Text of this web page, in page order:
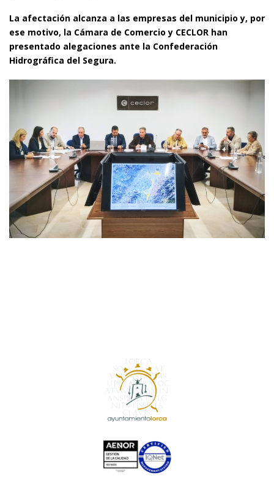
La afectación alcanza a las empresas del municipio y, por
ese motivo, la Cámara de Comercio y CECLOR han
presentado alegaciones ante la Confederación
Hidrográfica del Segura.